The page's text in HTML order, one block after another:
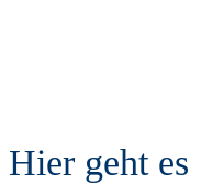
Hier geht es